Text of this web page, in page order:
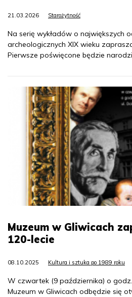
21.03.2026 Starożytność
Na serię wykładów o największych
archeologicznych XIX wieku
Pierwsze poświęcone będzie
Muzeum w Gliwicach
120-lecie
08.10.2025 Kultura i sztuka po 1989 roku
W czwartek (9 października) o
Muzeum w Gliwicach odbędzie się